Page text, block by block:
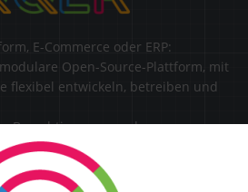
E-Commerce oder ERP:
Open-Source-Plattform, mit
flexibel entwickeln, betreiben und
Berechtigungen und
einer Lösung.